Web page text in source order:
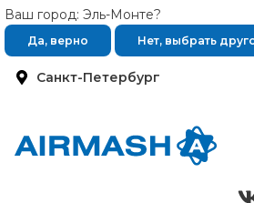
Санкт-Петербург
Ваш город: Эль-Монте?
Да, верно Нет, выбрать